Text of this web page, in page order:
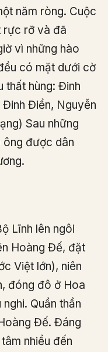
năm ròng. Cuộc
rực rỡ và đã
vì những hào
có mặt dưới cờ
thất hùng: Đinh
Đinh Điền, Nguyễn
Sau những
ông được dân
Lĩnh lên ngôi
Hoàng Đế, đặt
Việt lớn), niên
đóng đô ở Hoa
Quần thần
Đế. Đáng
nhiều đến